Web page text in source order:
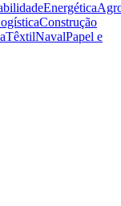
Energética
Construção
TêxtilNavalPapel e